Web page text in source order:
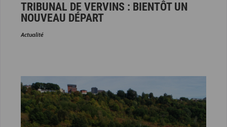
TRIBUNAL DE VERVINS : BIENTÔT UN
NOUVEAU DÉPART
Actualité